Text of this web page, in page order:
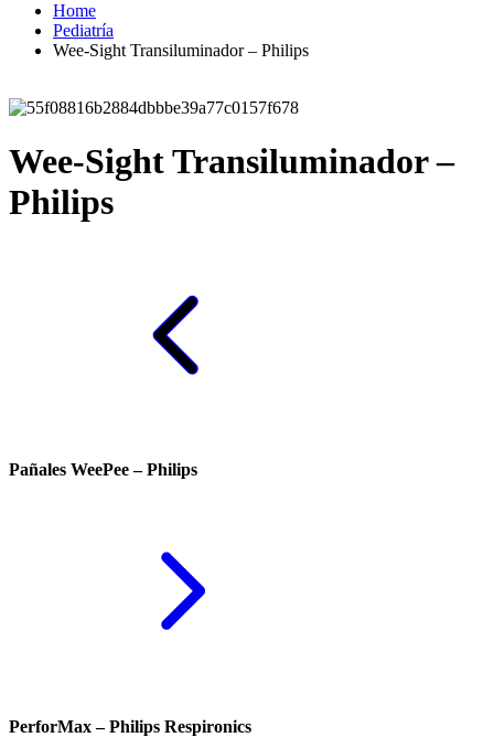
Home
Pediatría
Wee-Sight Transiluminador – Philips
Wee-Sight Transiluminador –
Philips
Pañales WeePee – Philips
PerforMax – Philips Respironics